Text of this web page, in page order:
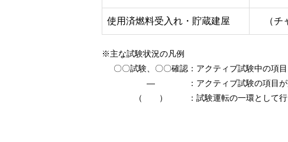
使用済燃料受入れ・貯蔵建屋 （
※主な試験状況の凡例
〇〇試験、〇〇確認 ：アクティブ試験中の項
―
：アクティブ試験の項目
（ ）
：試験運転の一環として